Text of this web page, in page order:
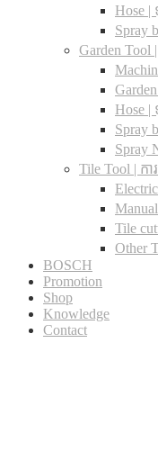
Hose
Spray
Garden Tool
Hose
Spray
Spray
Tile Tool | ការ
Tile
Other
BOSCH
Promotion
Shop
Knowledge
Contact